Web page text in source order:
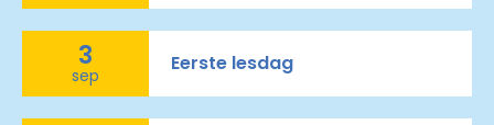
3
sep Eerste lesdag